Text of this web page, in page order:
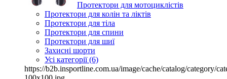
Протектори для мотоциклістів
Протектори для колін та ліктів
Протектори для тіла
Протектори для спини
Протектори для шиї
Захисні шорти
Усі категорії (6)
https://b2b.insportline.com.ua/image/cache/catalog/category/